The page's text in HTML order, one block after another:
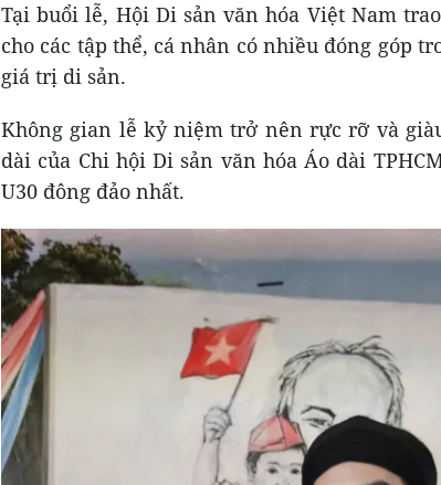
Tại buổi lễ, Hội Di sản văn hóa Việt Nam
cho các tập thể, cá nhân có nhiều đóng góp
giá trị di sản.
Không gian lễ kỷ niệm trở nên rực rỡ và
dài của Chi hội Di sản văn hóa Áo dài
U30 đông đảo nhất.